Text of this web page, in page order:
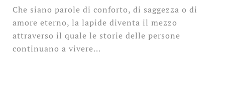
Che siano parole di conforto, di saggezza o di
amore eterno, la lapide diventa il mezzo
attraverso il quale le storie delle persone
continuano a vivere…